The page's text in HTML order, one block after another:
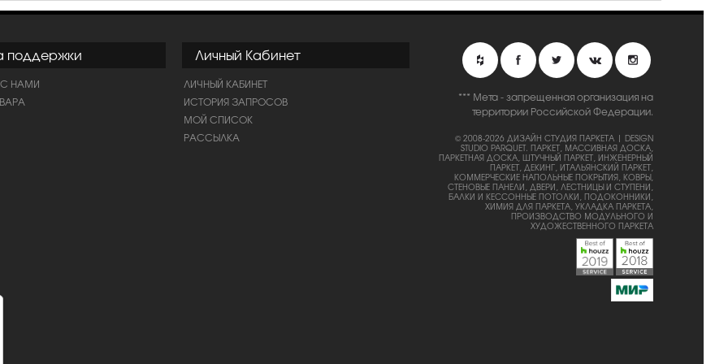
поддержки
НАМИ
Личный Кабинет
ЛИЧНЫЙ КАБИНЕТ
ИСТОРИЯ ЗАПРОСОВ
МОЙ СПИСОК
РАССЫЛКА
*** Мета - запрещенная организация на
территории Российской Федерации.
© 2008-2026 ДИЗАЙН СТУДИЯ ПАРКЕТА | DESIGN
STUDIO PARQUET. ПАРКЕТ, МАССИВНАЯ ДОСКА,
ПАРКЕТНАЯ ДОСКА, ШТУЧНЫЙ ПАРКЕТ, ИНЖЕНЕРНЫЙ
ПАРКЕТ, ДЕКИНГ, ИТАЛЬЯНСКИЙ ПАРКЕТ,
КОММЕРЧЕСКИЕ НАПОЛЬНЫЕ ПОКРЫТИЯ, КОВРЫ,
СТЕНОВЫЕ ПАНЕЛИ, ДВЕРИ, ЛЕСТНИЦЫ И СТУПЕНИ,
БАЛКИ И КЕССОННЫЕ ПОТОЛКИ, ПОДОКОННИКИ,
ХИМИЯ ДЛЯ ПАРКЕТА, УКЛАДКА ПАРКЕТА,
ПРОИЗВОДСТВО МОДУЛЬНОГО И
ХУДОЖЕСТВЕННОГО ПАРКЕТА